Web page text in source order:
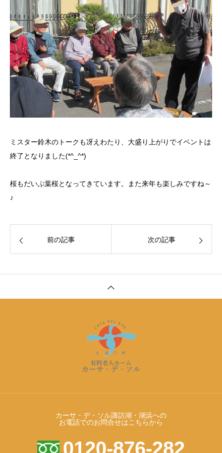
ミスター鈴木のトークも冴えわたり、大盛り上がりでイベントは
終了となりました(*^_^*)
桜もだいぶ葉桜となってきています。また来年も楽しみですね～
♪
前の記事 次の記事
カーサ・デ・ソル諏訪湖・湖浜への
お電話でのお問合せはこちらから
0120-876-282